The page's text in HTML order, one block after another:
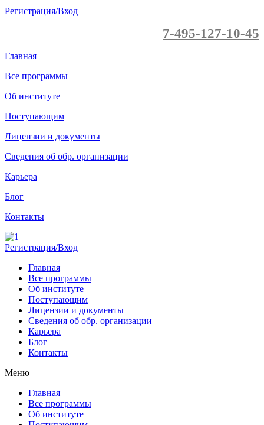
Регистрация/Вход
7-495-127-10-45
Главная
Все программы
Об институте
Поступающим
Лицензии и документы
Сведения об обр. организации
Карьера
Блог
Контакты
Регистрация/Вход
Главная
Все программы
Об институте
Поступающим
Лицензии и документы
Сведения об обр. организации
Карьера
Блог
Контакты
Меню
Главная
Все программы
Об институте